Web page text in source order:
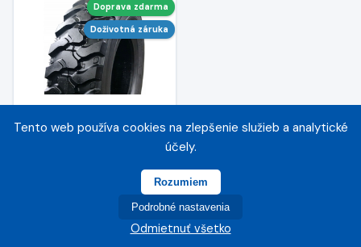
Doprava zdarma
Doživotná záruka
TIANLI 365/70 R18
Tento web používa cookies na zlepšenie služieb a analytické
účely.
Rozumiem
Podrobné nastavenia
Odmietnuť všetko